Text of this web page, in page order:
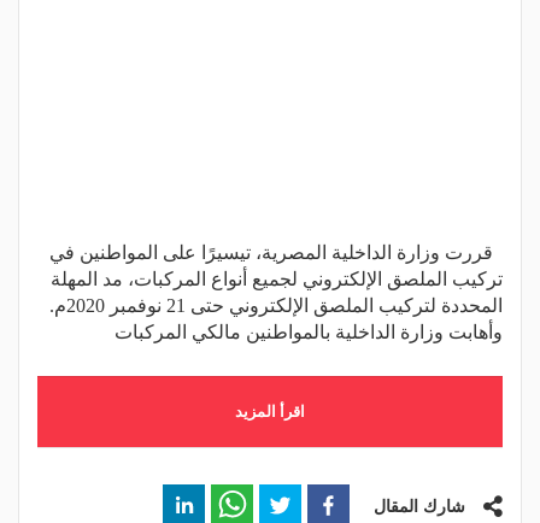
قررت وزارة الداخلية المصرية، تيسيرًا على المواطنين في
تركيب الملصق الإلكتروني لجميع أنواع المركبات، مد المهلة
المحددة لتركيب الملصق الإلكتروني حتى 21 نوفمبر 2020م.
وأهابت وزارة الداخلية بالمواطنين مالكي المركبات
اقرأ المزيد
شارك المقال